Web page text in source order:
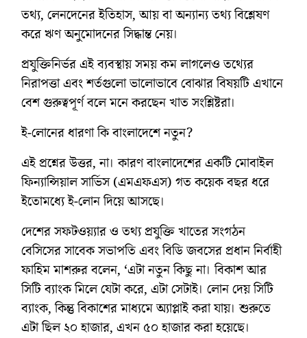
তথ্য, লেনদেনের ইতিহাস, আয় বা অন্যান্য তথ্য বিশ্লেষণ
করে ঋণ অনুমোদনের সিদ্ধান্ত নেয়।
প্রযুক্তিনির্ভর এই ব্যবস্থায় সময় কম লাগলেও তথ্যের
নিরাপত্তা এবং শর্তগুলো ভালোভাবে বোঝার বিষয়টি এখানে
বেশ গুরুত্বপূর্ণ বলে মনে করছেন খাত সংশ্লিষ্টরা।
ই-লোনের ধারণা কি বাংলাদেশে নতুন?
এই প্রশ্নের উত্তর, না। কারণ বাংলাদেশের একটি মোবাইল
ফিন্যান্সিয়াল সার্ভিস (এমএফএস) গত কয়েক বছর ধরে
ইতোমধ্যে ই-লোন দিয়ে আসছে।
দেশের সফটওয়্যার ও তথ্য প্রযুক্তি খাতের সংগঠন
বেসিসের সাবেক সভাপতি এবং বিডি জবসের প্রধান নির্বাহী
ফাহিম মাশরুর বলেন, ‘এটা নতুন কিছু না। বিকাশ আর
সিটি ব্যাংক মিলে যেটা করে, এটা সেটাই। লোন দেয় সিটি
ব্যাংক, কিন্তু বিকাশের মাধ্যমে অ্যাপ্লাই করা যায়। শুরুতে
এটা ছিল ২০ হাজার, এখন ৫০ হাজার করা হয়েছে।